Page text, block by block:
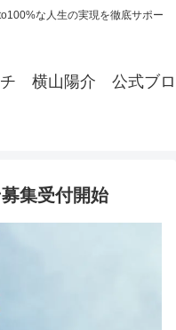
な人生の実現を徹底サポー
チ 横山陽介 公式ブロ
集受付開始